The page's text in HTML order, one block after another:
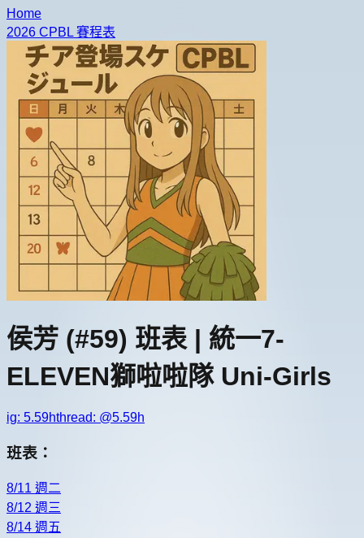
Home
2026 CPBL 賽程表
侯芳 (#59) 班表 | 統一7-
ELEVEN獅啦啦隊 Uni-Girls
ig: 5.59hthread: @5.59h
班表：
8/11 週二
8/12 週三
8/14 週五